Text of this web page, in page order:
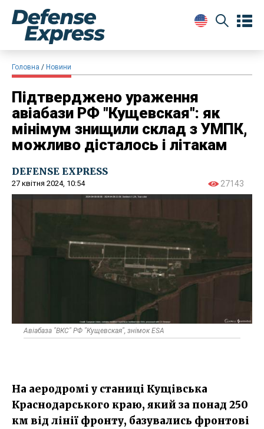
Головна Новини
Підтверджено ураження
авіабази РФ "Кущевская": як
мінімум знищили склад з УМПК,
можливо дісталось і літакам
DEFENSE EXPRESS
27 квітня 2024, 10:54 27143
Авіабаза "ВКС" РФ "Кущевская", знімок ESA
На аеродромі у станиці Кущівська
Краснодарського краю, який за понад 250
км від лінії фронту, базувались фронтові